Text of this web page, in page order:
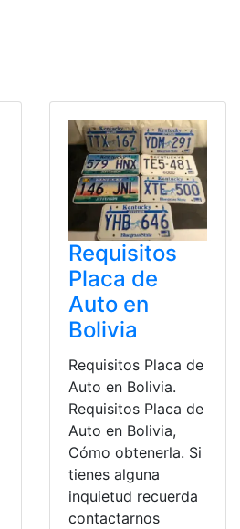
Requisitos
Placa de
Auto en
Bolivia
Requisitos Placa de
Auto en Bolivia.
Requisitos Placa de
Auto en Bolivia,
Cómo obtenerla. Si
tienes alguna
inquietud recuerda
contactarnos